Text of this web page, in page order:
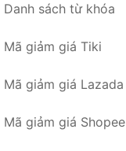
Danh sách từ khóa
Mã giảm giá Tiki
Mã giảm giá Lazada
Mã giảm giá Shopee